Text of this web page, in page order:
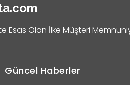
Esas Olan İlke Müşteri
Güncel Haberler